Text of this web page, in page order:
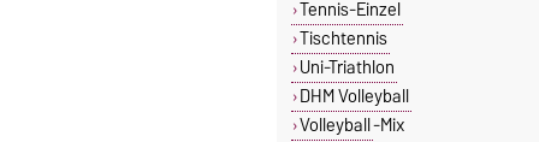
Tennis-Einzel
Tischtennis
Uni-Triathlon
DHM Volleyball
Volleyball-Mix